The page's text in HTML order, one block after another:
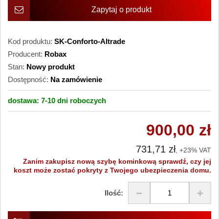
Zapytaj o produkt
Kod produktu: SK-Conforto-Altrade
Producent: Robax
Stan: Nowy produkt
Dostępność: Na zamówienie
dostawa: 7-10 dni roboczych
900,00 zł
731,71 zł, +23% VAT
Zanim zakupisz nową szybę kominkową sprawdź, czy jej
koszt może zostać pokryty z Twojego ubezpieczenia domu.
Ilość: